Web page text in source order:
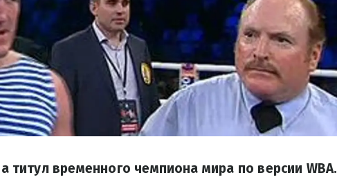
титул временного чемпиона мира по версии WBA.